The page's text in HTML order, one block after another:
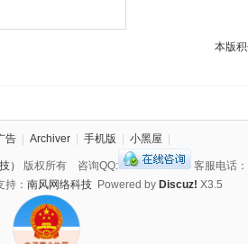
本版
告 Archiver 手机版 小黑屋
） 版权所有 咨询QQ:
客服电话
持： 南风网络科技 Powered by Discuz! X3.5